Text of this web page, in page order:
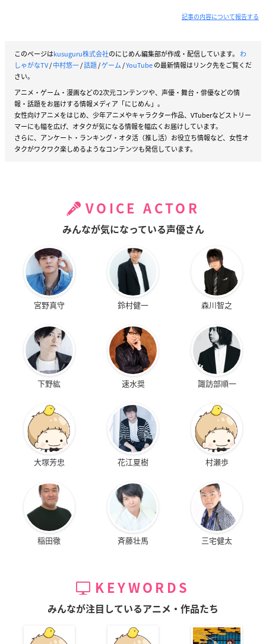
記事の内容について報告する
このページはkusuguru株式会社のにじめん編集部が作成・配信しています。 わ
しゃがなTV/中村悠一/話題/ゲーム/YouTubeの最新情報はリンク先をご覧くだ
さい。
アニメ・ゲーム・漫画などの2次元コンテンツや、声優・舞台・俳優などの情
報・話題をお届けする情報メディア「にじめん」。
女性向けアニメをはじめ、少年アニメやキャラクター作品、VTuberなどストリー
マーにも幅を広げ、オタクが気になる情報を幅広くお届けしています。
さらに、アンケート・ランキング・オタ活（推し活）お役立ち情報など、女性オ
タクがワクワク楽しめるようなコンテンツも発信しています。
VOICE ACTOR
みんなが気になっている声優さん
宮野真守 鈴村健一 森川智之
下野紘 速水奨 諏訪部順一
大塚芳忠 花江夏樹 村瀬歩
稲田徹 斉藤壮馬 三宅健太
KEYWORDS
みんなが注目しているアニメ・作品たち